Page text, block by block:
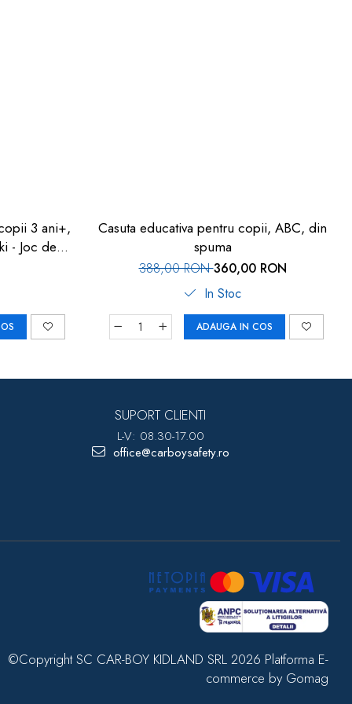
3 ani+,
- Joc de
Casuta educativa pentru copii, ABC, din
spuma
388,00 RON360,00 RON
In Stoc
ADAUGA IN COS
SUPORT CLIENTI
L-V: 08.30-17.00
office@carboysafety.ro
©Copyright SC CAR-BOY KIDLAND SRL 2026 Platforma E-
commerce by Gomag